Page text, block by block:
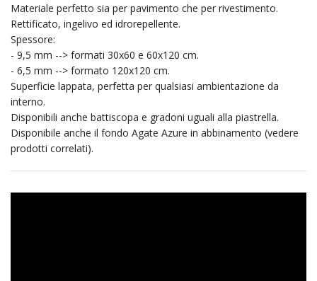
Materiale perfetto sia per pavimento che per rivestimento.
Rettificato, ingelivo ed idrorepellente.
Spessore:
- 9,5 mm --> formati 30x60 e 60x120 cm.
- 6,5 mm --> formato 120x120 cm.
Superficie lappata, perfetta per qualsiasi ambientazione da
interno.
Disponibili anche battiscopa e gradoni uguali alla piastrella.
Disponibile anche il fondo Agate Azure in abbinamento (vedere
prodotti correlati).